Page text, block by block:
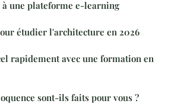
à une plateforme e-learning
étudier l'architecture en 2026
rapidement avec une formation en
sont-ils faits pour vous ?